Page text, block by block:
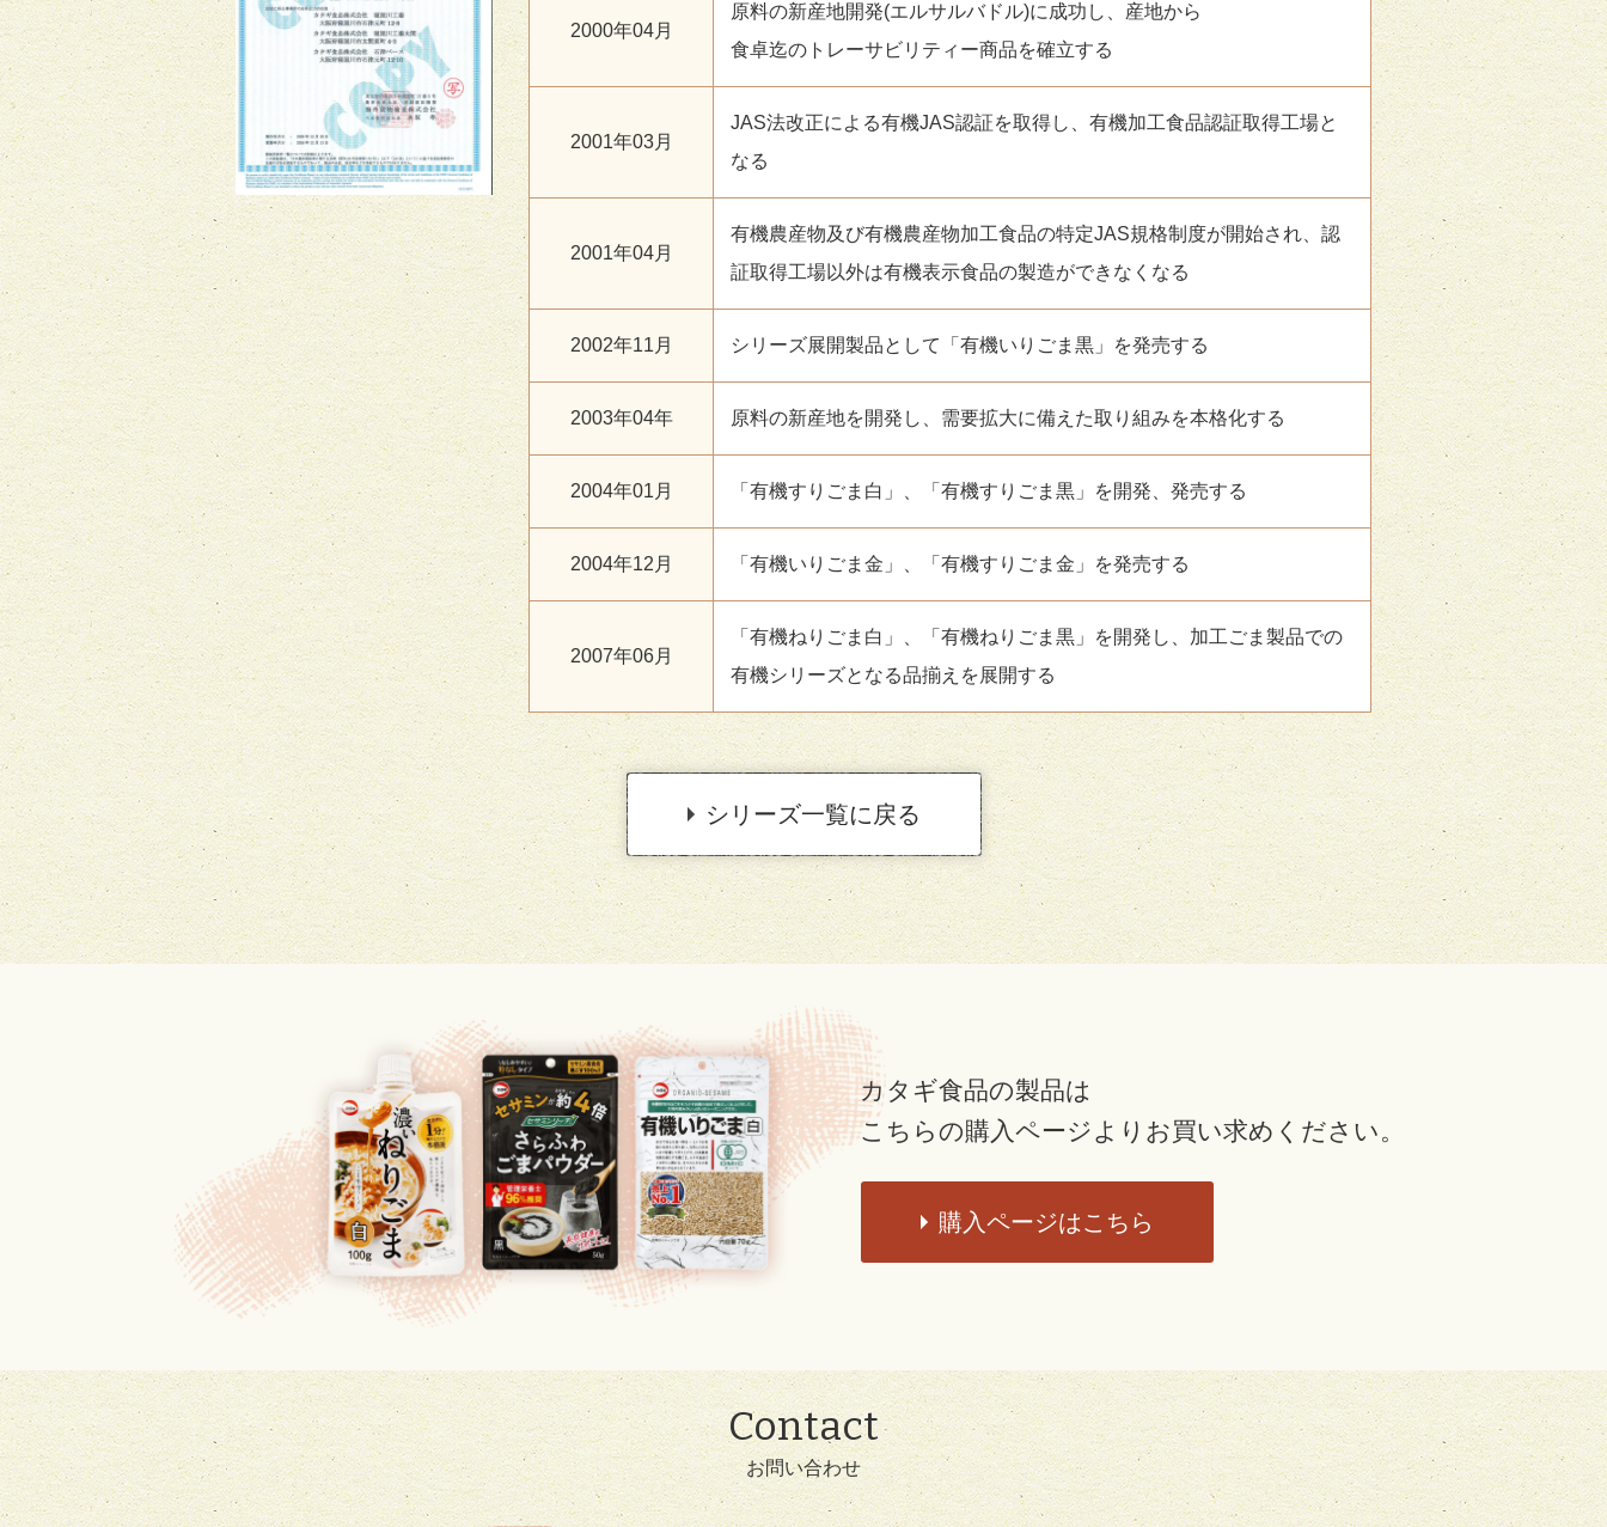
2000年04月
原料の新産地開発(エルサルバドル)に成功し、産地から
食卓迄のトレーサビリティー商品を確立する
2001年03月
JAS法改正による有機JAS認証を取得し、有機加工食品認証取得工場と
なる
2001年04月
有機農産物及び有機農産物加工食品の特定JAS規格制度が開始され、認
証取得工場以外は有機表示食品の製造ができなくなる
2002年11月 シリーズ展開製品として「有機いりごま黒」を発売する
2003年04年 原料の新産地を開発し、需要拡大に備えた取り組みを本格化する
2004年01月 「有機すりごま白」、「有機すりごま黒」を開発、発売する
2004年12月 「有機いりごま金」、「有機すりごま金」を発売する
2007年06月
「有機ねりごま白」、「有機ねりごま黒」を開発し、加工ごま製品での
有機シリーズとなる品揃えを展開する
シリーズ一覧に戻る
カタギ食品の製品は
こちらの購入ページより お買い求めください。
購入ページはこちら
Contact
お問い合わせ